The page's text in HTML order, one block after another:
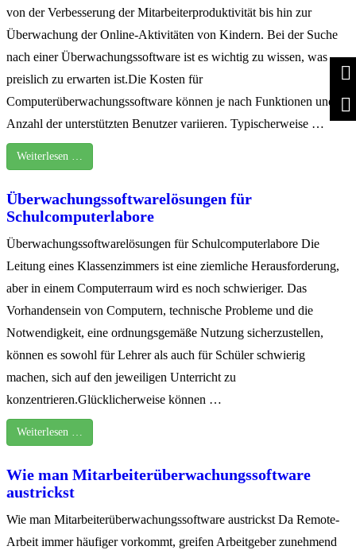
von der Verbesserung der Mitarbeiterproduktivität bis hin zur
Überwachung der Online-Aktivitäten von Kindern. Bei der Suche
nach einer Überwachungssoftware ist es wichtig zu wissen, was
preislich zu erwarten ist.Die Kosten für
Computerüberwachungssoftware können je nach Funktionen und
Anzahl der unterstützten Benutzer variieren. Typischerweise …
Weiterlesen …
Überwachungssoftwarelösungen für
Schulcomputerlabore
Überwachungssoftwarelösungen für Schulcomputerlabore Die
Leitung eines Klassenzimmers ist eine ziemliche Herausforderung,
aber in einem Computerraum wird es noch schwieriger. Das
Vorhandensein von Computern, technische Probleme und die
Notwendigkeit, eine ordnungsgemäße Nutzung sicherzustellen,
können es sowohl für Lehrer als auch für Schüler schwierig
machen, sich auf den jeweiligen Unterricht zu
konzentrieren.Glücklicherweise können …
Weiterlesen …
Wie man Mitarbeiterüberwachungssoftware
austrickst
Wie man Mitarbeiterüberwachungssoftware austrickst Da Remote-
Arbeit immer häufiger vorkommt, greifen Arbeitgeber zunehmend